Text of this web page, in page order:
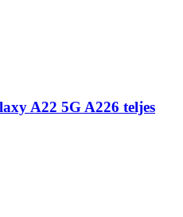
A22 5G A226 teljes